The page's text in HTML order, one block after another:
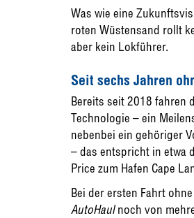
Was wie eine
roten Wüstensand rollt
aber kein Lokführer.
Seit sechs Jahren
Bereits seit 2018 fahren
Technologie – ein
nebenbei ein gehöriger
– das entspricht in etwa
Price zum Hafen Cape
Bei der ersten Fahrt
AutoHaulnoch von